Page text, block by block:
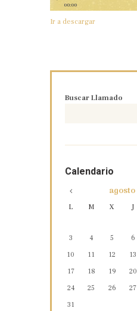
00:00
Ir a descargar
Buscar Llamado
Calendario
agosto
L M X J
3
4 5 6
10
11 12 13
17
18 19 20
24
25 26 27
31